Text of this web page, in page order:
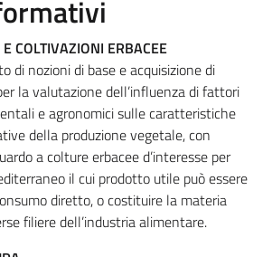
COLTIVAZIONI ERBACEE
di nozioni di base e acquisizione di
la valutazione dell’influenza di fattori
e agronomici sulle caratteristiche
della produzione vegetale, con
a colture erbacee d’interesse per
il cui prodotto utile può essere
diretto, o costituire la materia
filiere dell’industria alimentare.